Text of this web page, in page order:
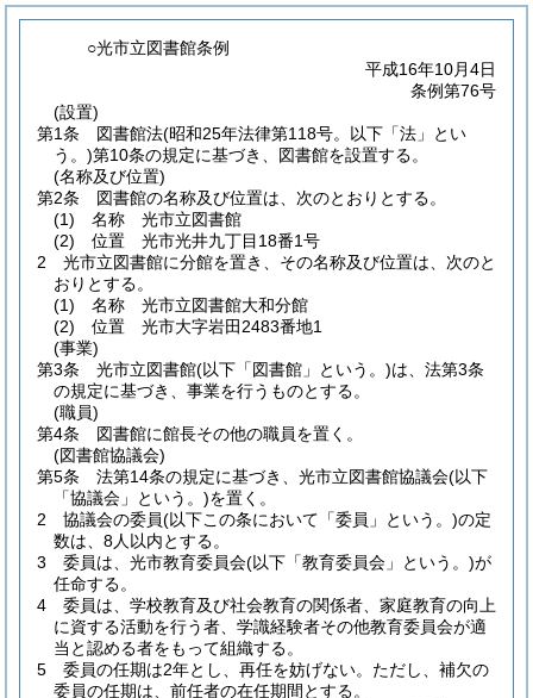
○光市立図書館条例
平成16年10月4日
条例第76号
(設置)
第1条
図書館法(昭和25年法律第118号。以下「法」とい
う。)第10条の規定に基づき、図書館を設置する。
(名称及び位置)
第2条
図書館の名称及び位置は、次のとおりとする。
(1)
名称 光市立図書館
(2)
位置 光市光井九丁目18番1号
2
光市立図書館に分館を置き、その名称及び位置は、次のと
おりとする。
(1)
名称 光市立図書館大和分館
(2)
位置 光市大字岩田2483番地1
(事業)
第3条
光市立図書館(以下「図書館」という。)は、法第3条
の規定に基づき、事業を行うものとする。
(職員)
第4条
図書館に館長その他の職員を置く。
(図書館協議会)
第5条
法第14条の規定に基づき、光市立図書館協議会(以下
「協議会」という。)を置く。
2
協議会の委員(以下この条において「委員」という。)の定
数は、8人以内とする。
3
委員は、光市教育委員会(以下「教育委員会」という。)が
任命する。
4
委員は、学校教育及び社会教育の関係者、家庭教育の向上
に資する活動を行う者、学識経験者その他教育委員会が適
当と認める者をもって組織する。
5
委員の任期は2年とし、再任を妨げない。 ただし、補欠の
委員の任期は、前任者の在任期間とする。